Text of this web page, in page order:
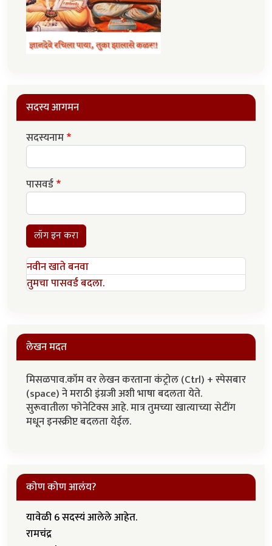
सदस्य आगमन
सदस्यनाम
पासवर्ड
लॉग इन करा
नवीन खाते बनवा
तुमचा पासवर्ड बदला.
लेखन मदत
मिसळपाव.कॉम वर लेखन करताना कंट्रोल (Ctrl) + स्पेसबार
(space) ने मराठी इंग्रजी अशी भाषा बदलता येते.
सुरूवातीला फोनेटिक्स आहे. मात्र तुमच्या खात्याच्या सेटींग
मधून इनस्क्रीप्ट बदलता येईल.
कोण कोण आलंय?
यावेळी 6 सदस्यं आलेले आहेत.
रामचंद्र